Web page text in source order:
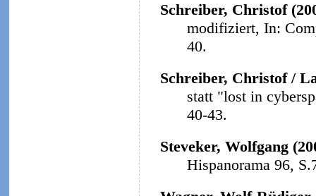
Schreiber, Christof
modifiziert, In:
40.
Schreiber, Christof /
statt "lost in
40-43.
Steveker, Wolfgang
Hispanorama 96,